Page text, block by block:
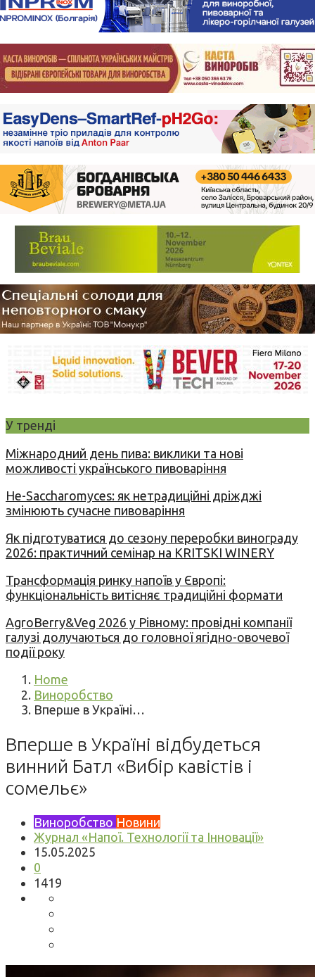
У тренді
Міжнародний день пива: виклики та нові
можливості українського пивоваріння
Не-Saccharomyces: як нетрадиційні дріжджі
змінюють сучасне пивоваріння
Як підготуватися до сезону переробки винограду
2026: практичний семінар на KRITSKI WINERY
Трансформація ринку напоїв у Європі:
функціональність витісняє традиційні формати
AgroBerry&Veg 2026 у Рівному: провідні компанії
галузі долучаються до головної ягідно-овочевої
події року
Home
Виноробство
Вперше в Україні…
Вперше в Україні відбудеться
винний Батл «Вибір кавістів і
сомельє»
Виноробство Новини
Журнал «Напої. Технології та Інновації»
15.05.2025
0
1419